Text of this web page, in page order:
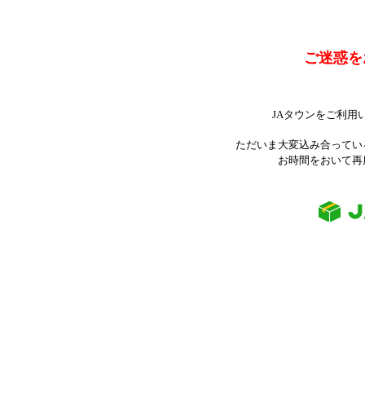
ご迷惑
JAタウンをご利用
ただいま大変込み合って
お時間をおいて